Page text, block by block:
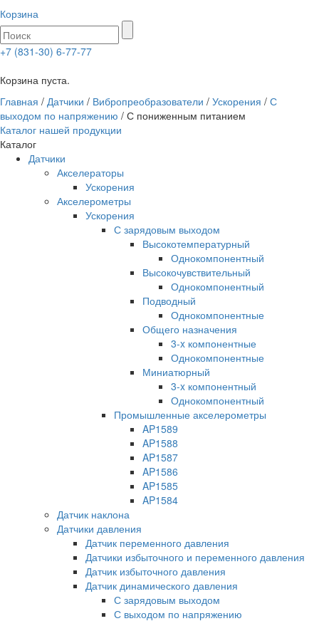
Корзина
+7 (831-30) 6-77-77
Корзина пуста.
Главная / Датчики / Вибропреобразователи / Ускорения / С
выходом по напряжению / С пониженным питанием
Каталог нашей продукции
Каталог
Датчики
Акселераторы
Ускорения
Акселерометры
Ускорения
С зарядовым выходом
Высокотемпературный
Однокомпонентный
Высокочувствительный
Однокомпонентный
Подводный
Однокомпонентные
Общего назначения
3-x компонентные
Однокомпонентные
Миниатюрный
3-x компонентный
Однокомпонентный
Промышленные акселерометры
AP1589
AP1588
AP1587
AP1586
AP1585
AP1584
Датчик наклона
Датчики давления
Датчик переменного давления
Датчики избыточного и переменного давления
Датчик избыточного давления
Датчик динамического давления
С зарядовым выходом
С выходом по напряжению